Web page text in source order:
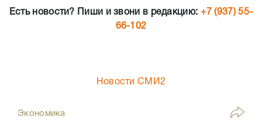
Есть новости? Пиши и звони в редакцию: +7 (937) 55-
66-102
Новости СМИ2
Экономика